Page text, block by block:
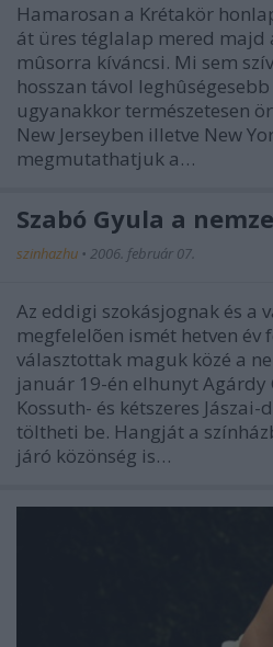
Hamarosan a Krétakör
át üres téglalap mered majd
mûsorra kíváncsi. Mi sem
hosszan távol
ugyanakkor természetesen
New Jerseyben illetve New
megmutathatjuk a…
Szabó Gyula a
szinhazhu • 2006. február 07.
Az eddigi szokásjognak és a
megfelelõen ismét hetven
választottak maguk közé a
január 19-én elhunyt Agárdy
Kossuth- és kétszeres Jászai-
töltheti be. Hangját a
járó közönség is…